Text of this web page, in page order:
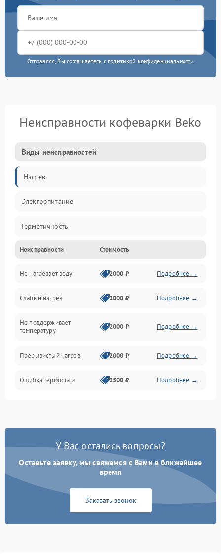
Отправляя, Вы соглашаетесь с политикой конфиденциальности
Неисправности кофеварки Beko
Виды неисправностей
Нагрев
Электропитание
Герметичность
Неисправности Стоимость
Не нагревает воду 2000 ₽ Подробнее →
Слабый нагрев 2000 ₽ Подробнее →
Не поддерживает
температуру
2000 ₽ Подробнее →
Прерывистый нагрев 2000 ₽ Подробнее →
Ошибка термостата 2500 ₽ Подробнее →
У Вас остались вопросы?
Оставьте заявку, мы свяжемся с Вами в ближайшее
время
Заказать звонок